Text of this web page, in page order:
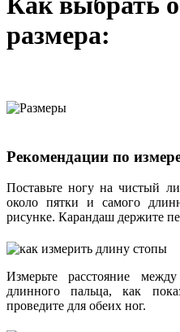
размера:
Рекомендации по
Поставьте ногу на чистый
около пятки и самого
рисунке. Карандаш держите
Измерьте расстояние
длинного пальца, как
проведите для обеих ног.